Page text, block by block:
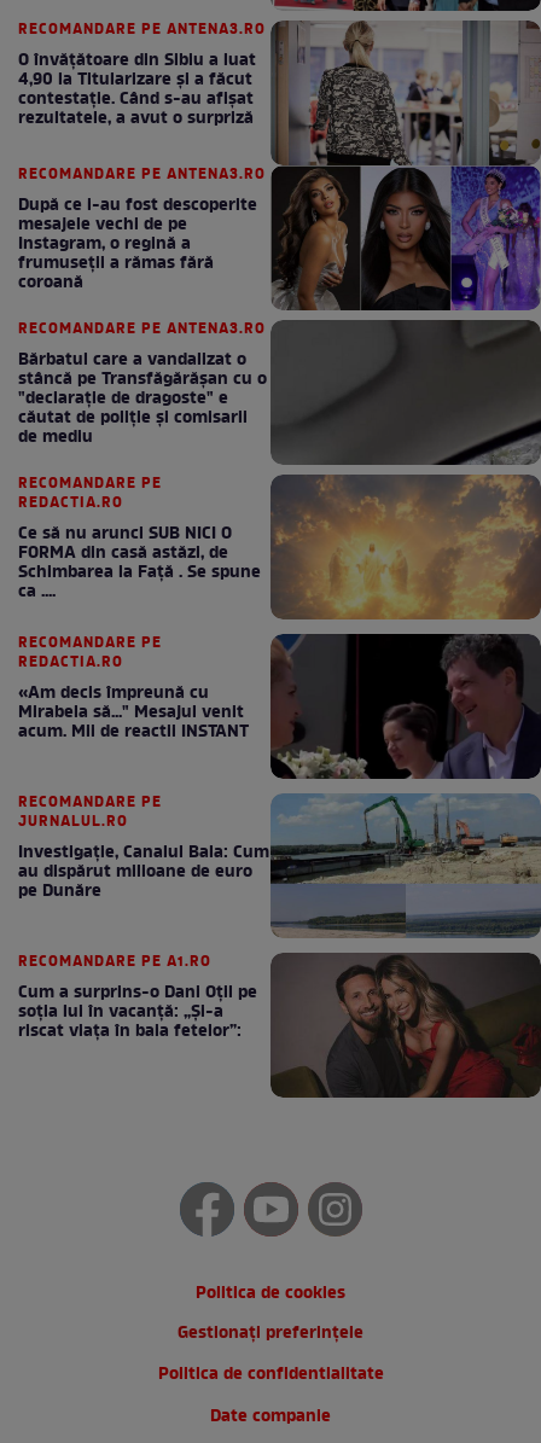
RECOMANDARE PE ANTENA3.RO
O învățătoare din Sibiu a luat
4,90 la Titularizare și a făcut
contestație. Când s-au afișat
rezultatele, a avut o surpriză
RECOMANDARE PE ANTENA3.RO
După ce i-au fost descoperite
mesajele vechi de pe
Instagram, o regină a
frumuseții a rămas fără
coroană
RECOMANDARE PE ANTENA3.RO
Bărbatul care a vandalizat o
stâncă pe Transfăgărășan cu o
"declaraţie de dragoste" e
căutat de poliție și comisarii
de mediu
RECOMANDARE PE
REDACTIA.RO
Ce să nu arunci SUB NICI O
FORMA din casă astăzi, de
Schimbarea la Față . Se spune
ca ....
RECOMANDARE PE
REDACTIA.RO
«Am decis împreună cu
Mirabela să..." Mesajul venit
acum. Mii de reactii INSTANT
RECOMANDARE PE
JURNALUL.RO
Investigație, Canalul Bala: Cum
au dispărut milioane de euro
pe Dunăre
RECOMANDARE PE A1.RO
Cum a surprins-o Dani Oțil pe
soția lui în vacanță: „Și-a
riscat viața în baia fetelor”:
Politica de cookies
Gestionați preferințele
Politica de confidentialitate
Date companie